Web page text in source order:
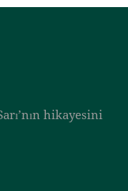
hikayesini